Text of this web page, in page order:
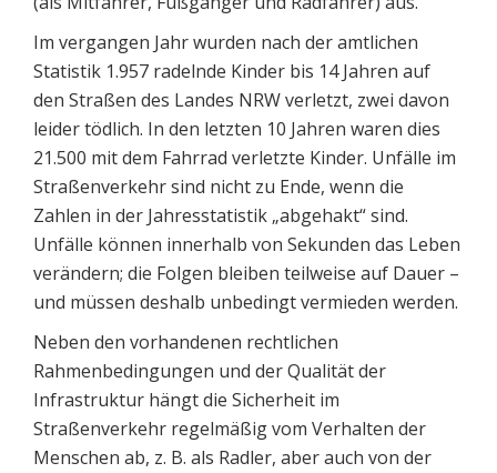
Im vergangen Jahr wurden nach der amtlichen
Statistik 1.957 radelnde Kinder bis 14 Jahren auf
den Straßen des Landes NRW verletzt, zwei davon
leider tödlich. In den letzten 10 Jahren waren dies
21.500 mit dem Fahrrad verletzte Kinder. Unfälle im
Straßenverkehr sind nicht zu Ende, wenn die
Zahlen in der Jahresstatistik „abgehakt“ sind.
Unfälle können innerhalb von Sekunden das Leben
verändern; die Folgen bleiben teilweise auf Dauer –
und müssen deshalb unbedingt vermieden werden.
Neben den vorhandenen rechtlichen
Rahmenbedingungen und der Qualität der
Infrastruktur hängt die Sicherheit im
Straßenverkehr regelmäßig vom Verhalten der
Menschen ab, z. B. als Radler, aber auch von der